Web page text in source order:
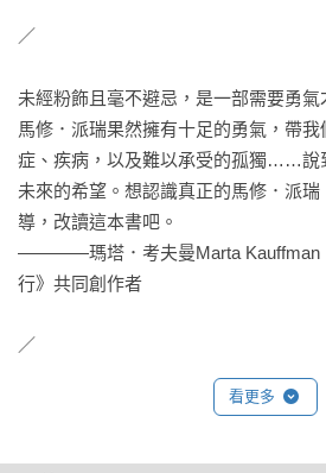
／
未經粉飾且毫不避忌，是一部需要勇氣
馬修．派瑞果然擁有十足的勇氣，帶
症、疾病，以及難以承受的孤獨……說
未來的希望。想認識真正的馬修．派
導，改讀這本書吧。
————瑪塔．考夫曼Marta Kauffman
行》共同創作者
／
「嗨，我是馬修，不過你看到我可能會
看更多